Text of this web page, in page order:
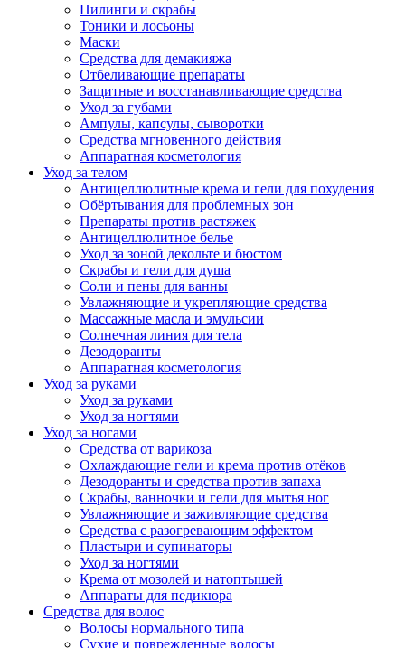
Пилинги и скрабы
Тоники и лосьоны
Маски
Средства для демакияжа
Отбеливающие препараты
Защитные и восстанавливающие средства
Уход за губами
Ампулы, капсулы, сыворотки
Средства мгновенного действия
Аппаратная косметология
Уход за телом
Антицеллюлитные крема и гели для похудения
Обёртывания для проблемных зон
Препараты против растяжек
Антицеллюлитное белье
Уход за зоной декольте и бюстом
Скрабы и гели для душа
Соли и пены для ванны
Увлажняющие и укрепляющие средства
Массажные масла и эмульсии
Солнечная линия для тела
Дезодоранты
Аппаратная косметология
Уход за руками
Уход за руками
Уход за ногтями
Уход за ногами
Средства от варикоза
Охлаждающие гели и крема против отёков
Дезодоранты и средства против запаха
Скрабы, ванночки и гели для мытья ног
Увлажняющие и заживляющие средства
Средства с разогревающим эффектом
Пластыри и супинаторы
Уход за ногтями
Крема от мозолей и натоптышей
Аппараты для педикюра
Средства для волос
Волосы нормального типа
Сухие и поврежденные волосы